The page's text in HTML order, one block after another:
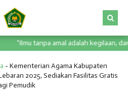
"Ilmu tanpa amal adalah kegilaan, dan
- Kementerian Agama Kabupaten
2025, Sediakan Fasilitas Gratis
Pemudik